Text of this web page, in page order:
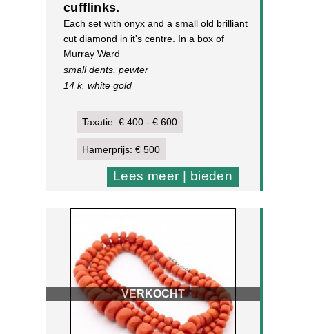
cufflinks.
Each set with onyx and a small old brilliant
cut diamond in it's centre. In a box of
Murray Ward
small dents, pewter
14 k. white gold
Taxatie: € 400 - € 600
Hamerprijs: € 500
Lees meer | bieden
VERKOCHT